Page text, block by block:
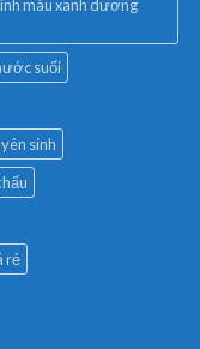
màu xanh dương
suối
sinh
rẻ